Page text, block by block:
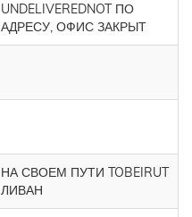
UNDELIVEREDNOT ПО
АДРЕСУ, ОФИС ЗАКРЫТ
НА СВОЕМ ПУТИ TOBEIRUT
ЛИВАН